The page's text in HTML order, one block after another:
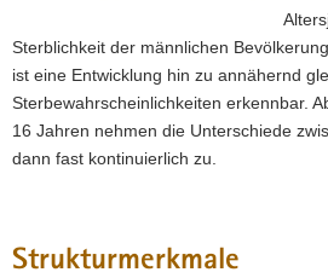
Sterblichkeit der männlichen
ist eine Entwicklung hin zu annähernd
Sterbewahrscheinlichkeiten erkennbar.
16 Jahren nehmen die Unterschiede
dann fast kontinuierlich zu.
Strukturmerkmale